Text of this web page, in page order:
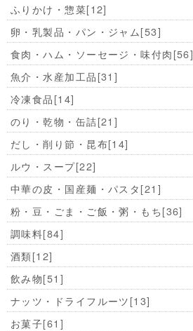
ふりかけ・惣菜[12]
卵・乳製品・パン・ジャム[53]
食肉・ハム・ソーセージ・味付肉[56]
魚介・水産加工品[31]
冷凍食品[14]
のり・乾物・缶詰[21]
だし・削り節・昆布[14]
ルウ・スープ[22]
中華の皮・国産麺・パスタ[21]
粉・豆・ごま・ご飯・粥・もち[36]
調味料[84]
酒類[12]
飲み物[51]
ナッツ・ドライフルーツ[13]
お菓子[61]